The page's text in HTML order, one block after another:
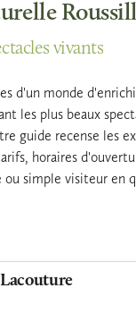
vivants
d'un monde
les plus beaux
guide recense les
horaires
ou simple visiteur